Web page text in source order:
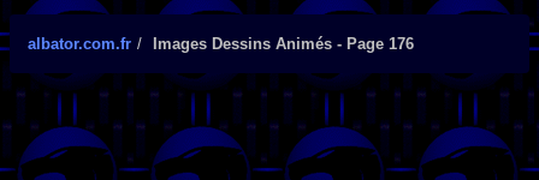
albator.com.fr Images Dessins Animés - Page 176